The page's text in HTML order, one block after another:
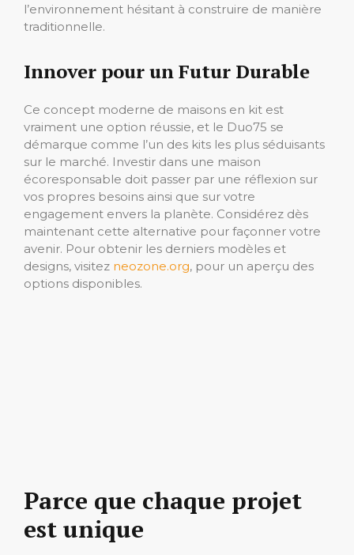
l’environnement hésitant à construire de manière
traditionnelle.
Innover pour un Futur Durable
Ce concept moderne de maisons en kit est
vraiment une option réussie, et le Duo75 se
démarque comme l’un des kits les plus séduisants
sur le marché. Investir dans une maison
écoresponsable doit passer par une réflexion sur
vos propres besoins ainsi que sur votre
engagement envers la planète. Considérez dès
maintenant cette alternative pour façonner votre
avenir. Pour obtenir les derniers modèles et
designs, visitez neozone.org, pour un aperçu des
options disponibles.
Parce que chaque projet
est unique